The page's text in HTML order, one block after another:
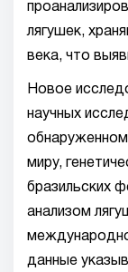
лягушек,
века, что
Новое
научных
миру,
бразильских
анализом
данные